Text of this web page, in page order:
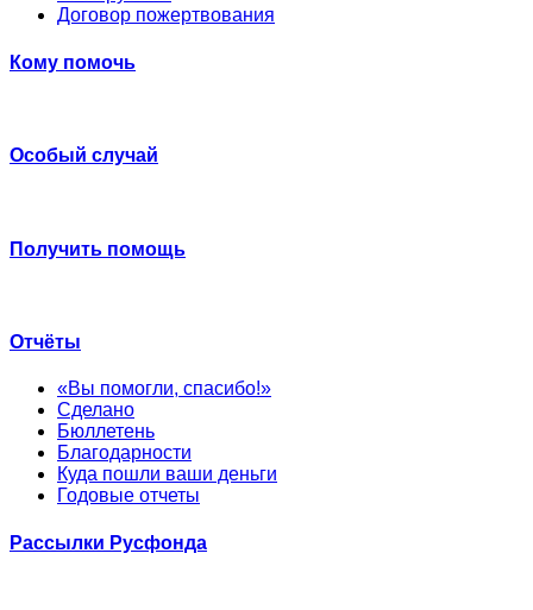
Договор пожертвования
Кому помочь
Особый случай
Получить помощь
Отчёты
«Вы помогли, спасибо!»
Сделано
Бюллетень
Благодарности
Куда пошли ваши деньги
Годовые отчеты
Рассылки Русфонда